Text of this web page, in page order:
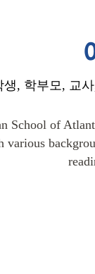
, 학부모, 교
School of